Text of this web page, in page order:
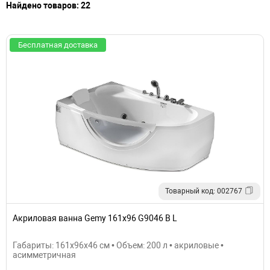
Найдено товаров: 22
Бесплатная доставка
Товарный код: 002767
Акриловая ванна Gemy 161х96 G9046 B L
Габариты: 161x96x46 см • Объем: 200 л • акриловые •
асимметричная